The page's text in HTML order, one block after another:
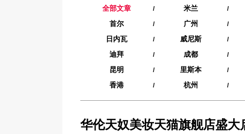
全部文章 / 米兰 /
首尔 / 广州 /
日内瓦 / 威尼斯 /
迪拜 / 成都 /
昆明 / 里斯本 /
香港 / 杭州 /
华伦天奴美妆天猫旗舰店盛